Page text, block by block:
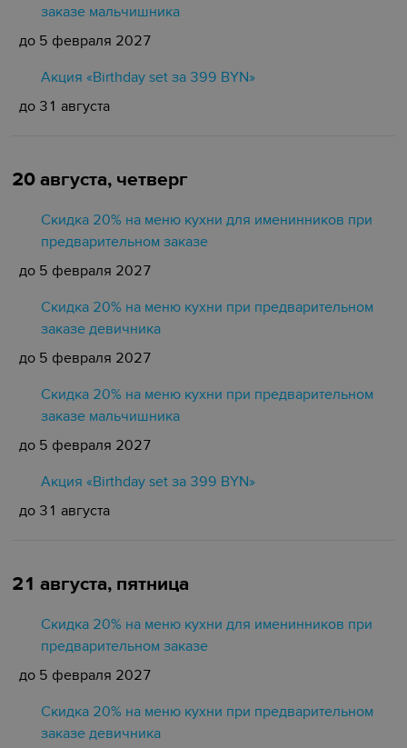
заказе мальчишника
до 5 февраля 2027
Акция «Birthday set за 399 BYN»
до 31 августа
20 августа, четверг
Скидка 20% на меню кухни для именинников при
предварительном заказе
до 5 февраля 2027
Скидка 20% на меню кухни при предварительном
заказе девичника
до 5 февраля 2027
Скидка 20% на меню кухни при предварительном
заказе мальчишника
до 5 февраля 2027
Акция «Birthday set за 399 BYN»
до 31 августа
21 августа, пятница
Скидка 20% на меню кухни для именинников при
предварительном заказе
до 5 февраля 2027
Скидка 20% на меню кухни при предварительном
заказе девичника